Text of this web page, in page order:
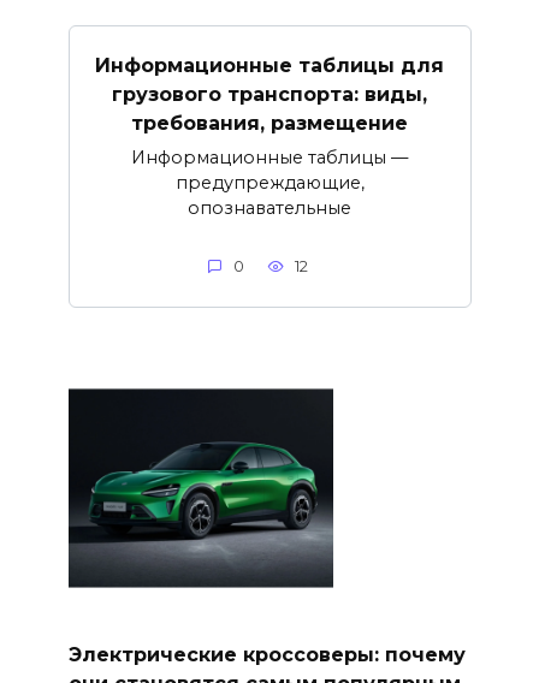
Информационные таблицы для
грузового транспорта: виды,
требования, размещение
Информационные таблицы —
предупреждающие,
опознавательные
0 12
Электрические кроссоверы: почему